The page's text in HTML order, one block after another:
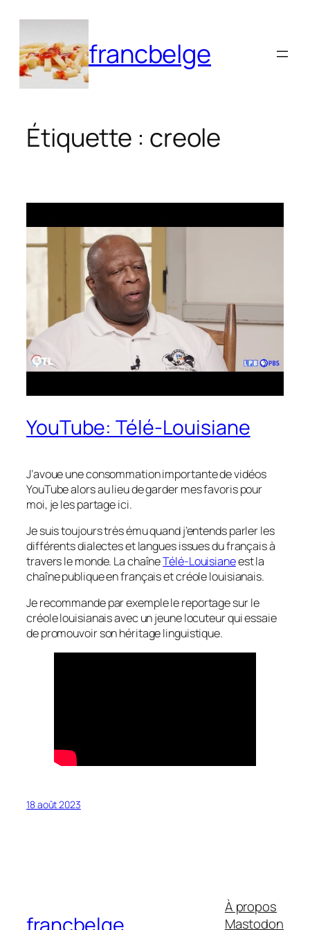
contenu
francbelge
Étiquette : creole
YouTube: Télé-Louisiane
J’avoue une consommation importante de vidéos
YouTube alors au lieu de garder mes favoris pour
moi, je les partage ici.
Je suis toujours très ému quand j’entends parler les
différents dialectes et langues issues du français à
travers le monde. La chaîneTélé-Louisianeest la
chaîne publique en français et créole louisianais.
Je recommande par exemple le reportage sur le
créole louisianais avec un jeune locuteur qui essaie
de promouvoir son héritage linguistique.
18 août 2023
À propos
Mastodon